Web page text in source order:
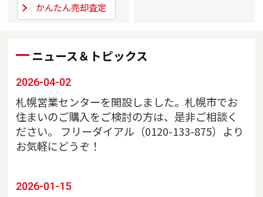
かんたん売却査定
ニュース＆トピックス
2026-04-02
札幌営業センターを開設しました。札幌市でお
住まいのご購入をご検討の方は、是非ご相談く
ださい。 フリーダイアル（0120-133-875）より
お気軽にどうぞ！
2026-01-15